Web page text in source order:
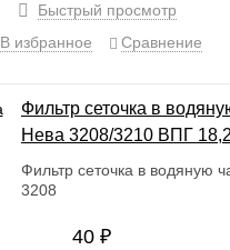
Быстрый просмотр
В избранное
Сравнение
Фильтр сеточка в
Нева 3208/3210 ВПГ
Фильтр сеточка в водяную
3208
40 ₽